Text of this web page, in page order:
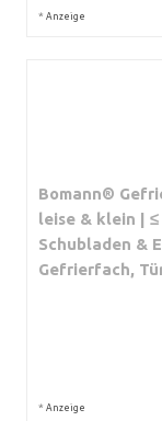
* Anzeige
Bomann®
leise & klein |
Schubladen &
Gefrierfach,
* Anzeige